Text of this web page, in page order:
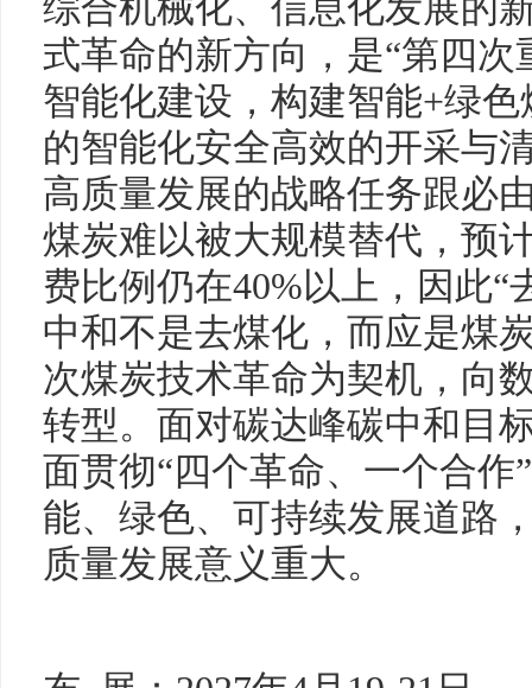
式革命的新方向，是“第四
智能化建设，构建智能+绿
的智能化安全高效的开采与
高质量发展的战略任务跟必
煤炭难以被大规模替代，预
费比例仍在40%以上，因此
中和不是去煤化，而应是煤
次煤炭技术革命为契机，向
转型。面对碳达峰碳中和目
面贯彻“四个革命、一个合
能、绿色、可持续发展道路
质量发展意义重大。